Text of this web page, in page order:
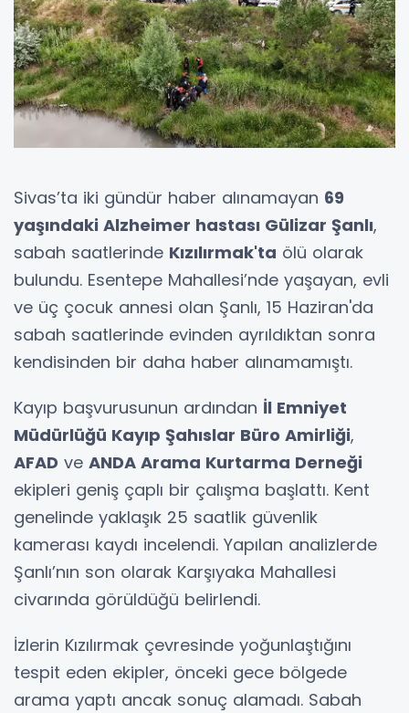
Sivas’ta iki gündür haber alınamayan 69
yaşındaki Alzheimer hastası Gülizar Şanlı,
sabah saatlerinde Kızılırmak'ta ölü olarak
bulundu. Esentepe Mahallesi’nde yaşayan, evli
ve üç çocuk annesi olan Şanlı, 15 Haziran'da
sabah saatlerinde evinden ayrıldıktan sonra
kendisinden bir daha haber alınamamıştı.
Kayıp başvurusunun ardından İl Emniyet
Müdürlüğü Kayıp Şahıslar Büro Amirliği,
AFAD ve ANDA Arama Kurtarma Derneği
ekipleri geniş çaplı bir çalışma başlattı. Kent
genelinde yaklaşık 25 saatlik güvenlik
kamerası kaydı incelendi. Yapılan analizlerde
Şanlı’nın son olarak Karşıyaka Mahallesi
civarında görüldüğü belirlendi.
İzlerin Kızılırmak çevresinde yoğunlaştığını
tespit eden ekipler, önceki gece bölgede
arama yaptı ancak sonuç alamadı. Sabah